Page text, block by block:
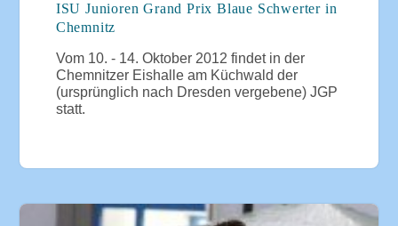
ISU Junioren Grand Prix Blaue Schwerter in
Chemnitz
Vom 10. - 14. Oktober 2012 findet in der
Chemnitzer Eishalle am Küchwald der
(ursprünglich nach Dresden vergebene) JGP
statt.